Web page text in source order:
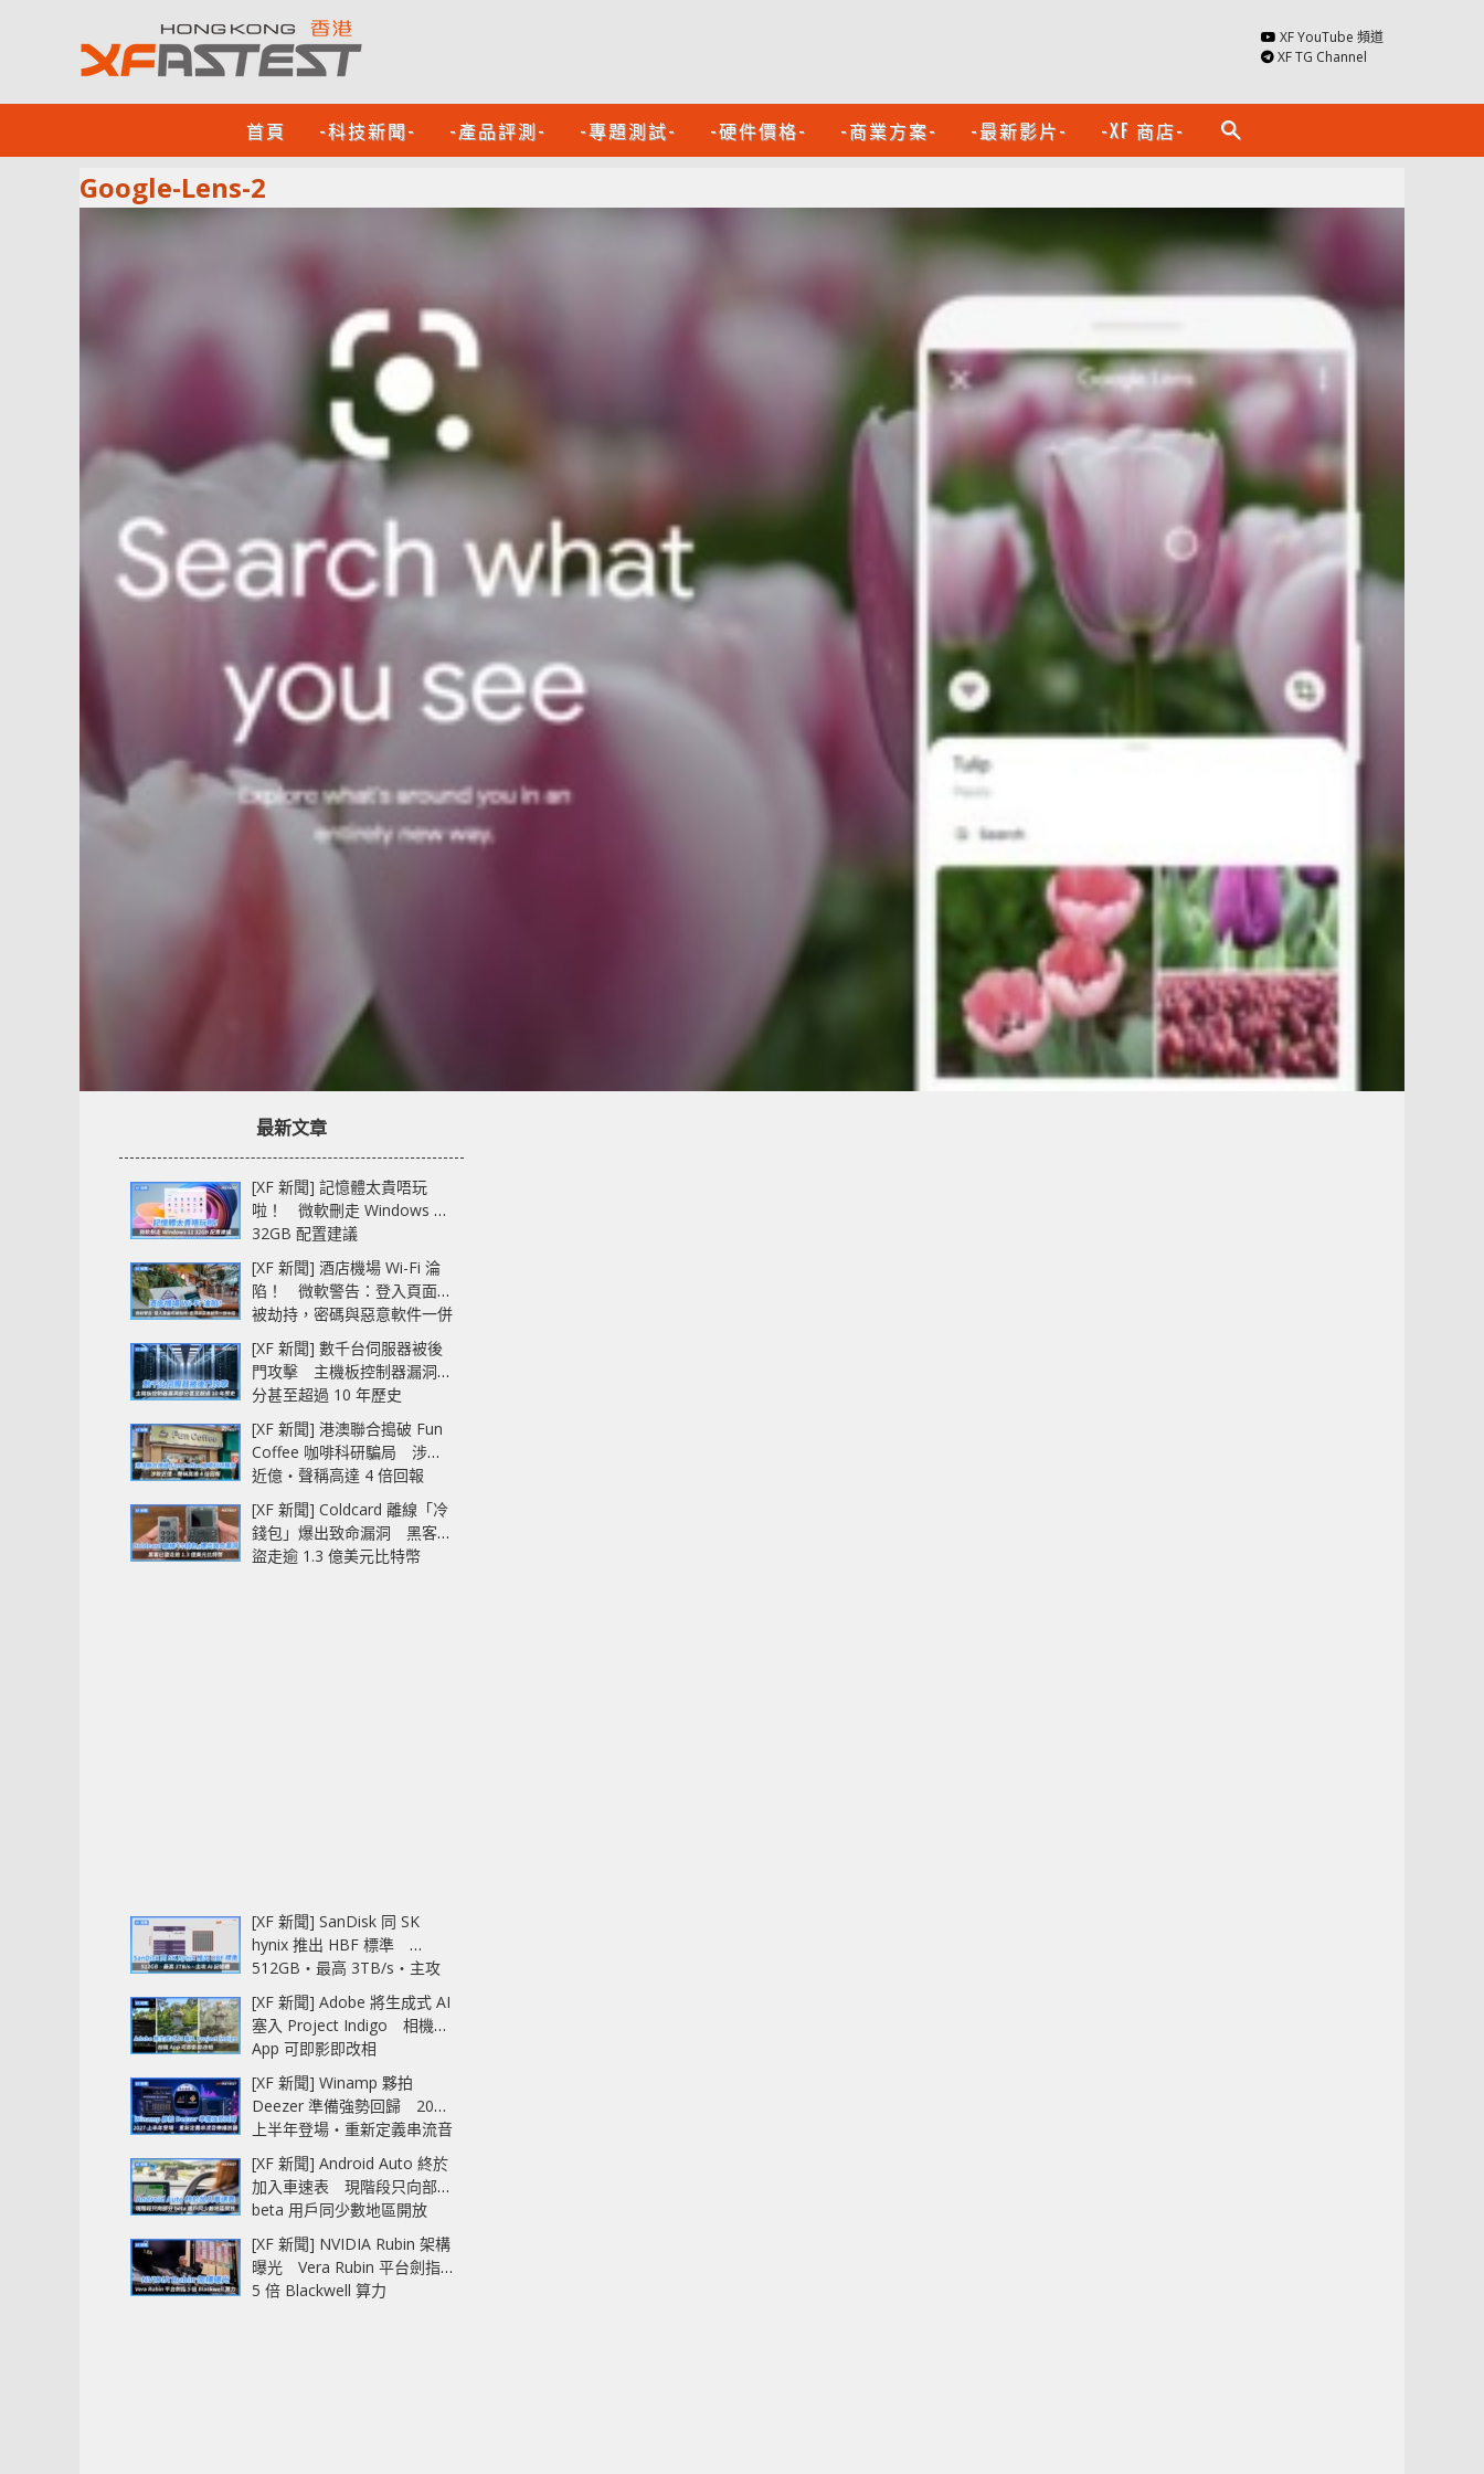
XF YouTube 頻道
XF TG Channel
首頁 -科技新聞- -產品評測- -專題測試- -硬件價格- -商業方案- -最新影片- -XF 商店- search
Google-Lens-2
最新文章
[XF 新聞] 記憶體太貴唔玩
啦！ 微軟刪走 Windows 11
32GB 配置建議
[XF 新聞] 酒店機場 Wi-Fi 淪
陷！ 微軟警告：登入頁面可
被劫持，密碼與惡意軟件一併
中招
[XF 新聞] 數千台伺服器被後
門攻擊 主機板控制器漏洞部
分甚至超過 10 年歷史
[XF 新聞] 港澳聯合搗破 Fun
Coffee 咖啡科研騙局 涉款
近億‧聲稱高達 4 倍回報
[XF 新聞] Coldcard 離線「冷
錢包」爆出致命漏洞 黑客已
盜走逾 1.3 億美元比特幣
[XF 新聞] SanDisk 同 SK
hynix 推出 HBF 標準
512GB‧最高 3TB/s‧主攻
AI 記憶體
[XF 新聞] Adobe 將生成式 AI
塞入 Project Indigo 相機
App 可即影即改相
[XF 新聞] Winamp 夥拍
Deezer 準備強勢回歸 2027
上半年登場‧重新定義串流音
樂播放器
[XF 新聞] Android Auto 終於
加入車速表 現階段只向部分
beta 用戶同少數地區開放
[XF 新聞] NVIDIA Rubin 架構
曝光 Vera Rubin 平台劍指
5 倍 Blackwell 算力